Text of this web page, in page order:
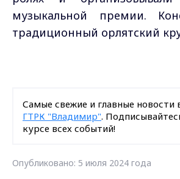
музыкальной премии.
традиционный орлятский
Самые свежие и главные новости
ГТРК "Владимир".
курсе всех событий!
Опубликовано: 5 июля 2024 года